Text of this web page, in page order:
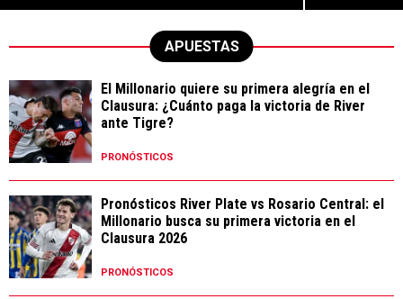
APUESTAS
El Millonario quiere su primera alegría en el
Clausura: ¿Cuánto paga la victoria de River
ante Tigre?
PRONÓSTICOS
Pronósticos River Plate vs Rosario Central: el
Millonario busca su primera victoria en el
Clausura 2026
PRONÓSTICOS